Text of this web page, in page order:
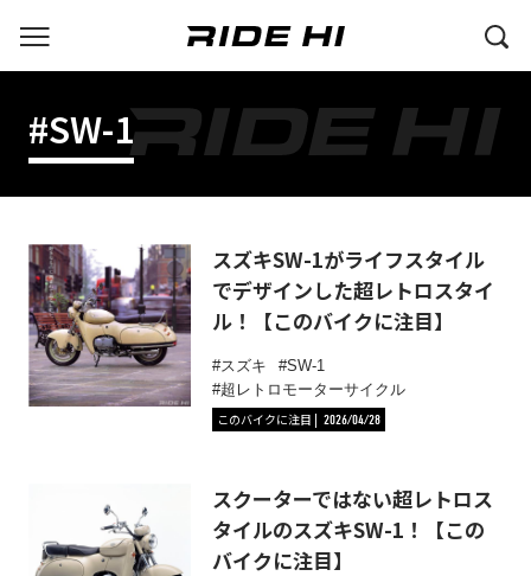
#SW-1
スズキSW-1がライフスタイル
でデザインした超レトロスタイ
ル！【このバイクに注目】
スズキ
SW-1
超レトロモーターサイクル
このバイクに注目
2026/04/28
スクーターではない超レトロス
タイルのスズキSW-1！【この
バイクに注目】